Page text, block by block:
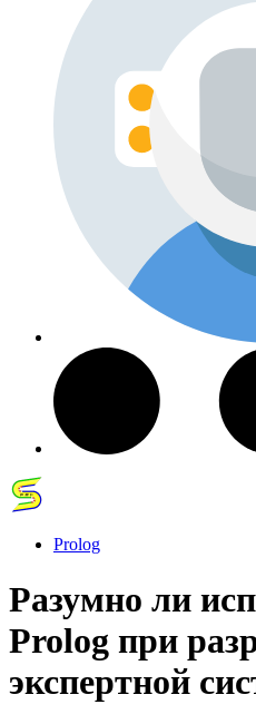
Prolog
Разумно ли
Prolog при
экспертной